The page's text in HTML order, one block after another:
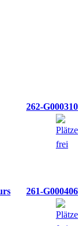
262-G000310
261-G000406